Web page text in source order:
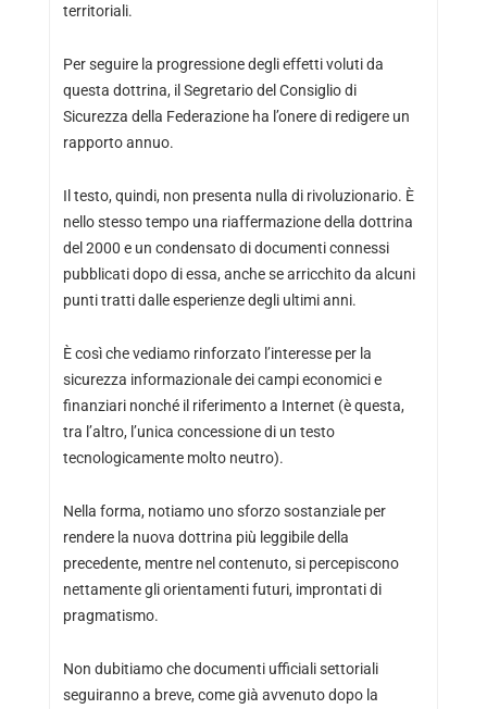
territoriali.
Per seguire la progressione degli effetti voluti da
questa dottrina, il Segretario del Consiglio di
Sicurezza della Federazione ha l’onere di redigere un
rapporto annuo.
Il testo, quindi, non presenta nulla di rivoluzionario. È
nello stesso tempo una riaffermazione della dottrina
del 2000 e un condensato di documenti connessi
pubblicati dopo di essa, anche se arricchito da alcuni
punti tratti dalle esperienze degli ultimi anni.
È così che vediamo rinforzato l’interesse per la
sicurezza informazionale dei campi economici e
finanziari nonché il riferimento a Internet (è questa,
tra l’altro, l’unica concessione di un testo
tecnologicamente molto neutro).
Nella forma, notiamo uno sforzo sostanziale per
rendere la nuova dottrina più leggibile della
precedente, mentre nel contenuto, si percepiscono
nettamente gli orientamenti futuri, improntati di
pragmatismo.
Non dubitiamo che documenti ufficiali settoriali
seguiranno a breve, come già avvenuto dopo la